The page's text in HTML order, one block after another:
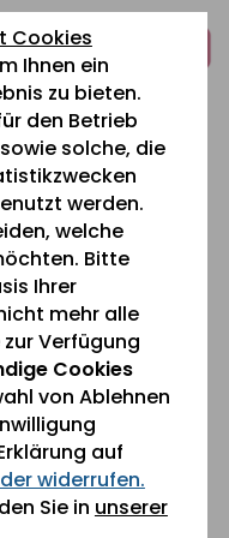
Cookies
Ihnen ein
zu bieten.
den Betrieb
solche, die
werden.
welche
Bitte
Ihrer
mehr alle
Verfügung
Cookies
von Ablehnen
auf
widerrufen.
Sie in unserer
Aktuelles
Kirmes ist